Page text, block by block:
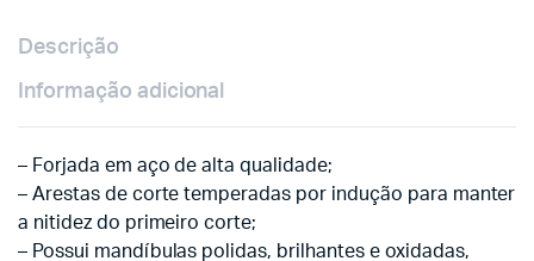
Descrição
Informação adicional
– Forjada em aço de alta qualidade;
– Arestas de corte temperadas por indução para manter
a nitidez do primeiro corte;
– Possui mandíbulas polidas, brilhantes e oxidadas,